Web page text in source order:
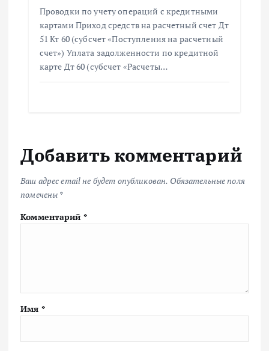
Проводки по учету операций с кредитными
картами Приход средств на расчетный счет Дт
51 Кт 60 (субсчет «Поступления на расчетный
счет») Уплата задолженности по кредитной
карте Дт 60 (субсчет «Расчеты…
Добавить комментарий
Ваш адрес email не будет опубликован. Обязательные поля
помечены *
Комментарий *
Имя *